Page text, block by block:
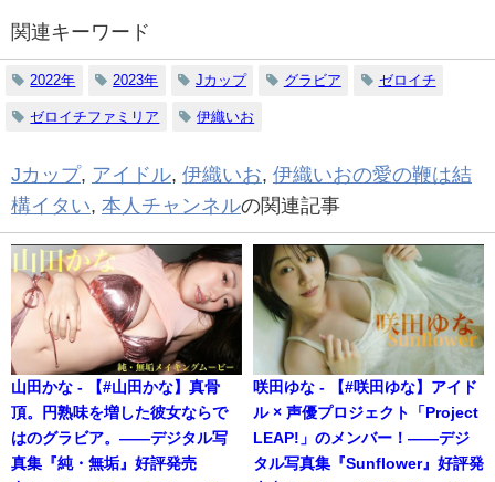
関連キーワード
2022年 2023年 Jカップ グラビア ゼロイチ
ゼロイチファミリア 伊織いお
Jカップ, アイドル, 伊織いお, 伊織いおの愛の鞭は結
構イタい, 本人チャンネルの関連記事
山田かな - 【#山田かな】真骨
頂。円熟味を増した彼女ならで
はのグラビア。――デジタル写
真集『純・無垢』好評発売
咲田ゆな - 【#咲田ゆな】アイド
ル × 声優プロジェクト「Project
LEAP!」のメンバー！――デジ
タル写真集『Sunflower』好評発